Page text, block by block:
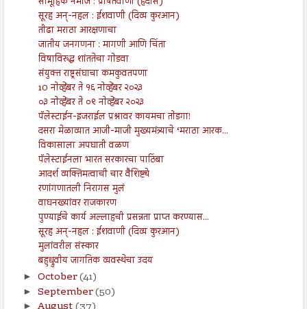
सूरह अन्-नहल : ईशवाणी (दिव्य कुरआन)
तीढा मराठा आरक्षणाचा
जातीय जनगणना : मागणी आणि चिंता
विषाविरुद्ध शांततेचा गोडवा
संयुक्त राष्ट्रसंघाचा कमकुवतपणा
10 नोव्हेंबर ते १६ नोव्हेंबर २०२३
०३ नोव्हेंबर ते ०९ नोव्हेंबर २०२३
पॅलेस्टाईन-इजराईल प्रश्नावर कायमचा तोडगा!
दसरा मेळाव्यात आजी-माजी मुख्यमंत्र्याचे ‘मराठा आरक...
विकासाला अपघाती वळण
पॅलेस्टाईनला भारत सरकारचा पाठिंबा
आदर्श व्यक्तिमत्वाची चार वैशिष्ट्ये
रणांगणातली निरागस मुलं
वाघनख्यांवर राजकारण
पुण्याईचे कार्य अल्लाहची प्रसन्नता प्राप्त करण्यास...
सूरह अन्-नहल : ईशवाणी (दिव्य कुरआन)
मुलांवरील संस्कार
बहुध्रुवीय जागतिक व्यवस्थेचा उदय
► October(41)
► September(50)
►